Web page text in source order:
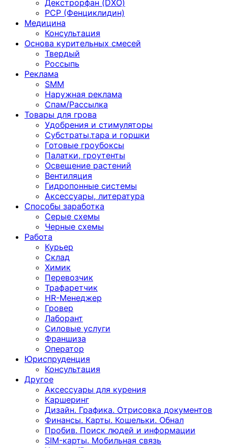
Декстрорфан (DXO)
PCP (Фенциклидин)
Медицина
Консультация
Основа курительных смесей
Твердый
Россыпь
Реклама
SMM
Наружная реклама
Спам/Рассылка
Товары для грова
Удобрения и стимуляторы
Субстраты,тара и горшки
Готовые гроубоксы
Палатки, гроутенты
Освещение растений
Вентиляция
Гидропонные системы
Аксессуары, литература
Способы заработка
Серые схемы
Черные схемы
Работа
Курьер
Склад
Химик
Перевозчик
Трафаретчик
HR-Менеджер
Гровер
Лаборант
Силовые услуги
Франшиза
Оператор
Юриспруденция
Консультация
Другoе
Аксессуары для курения
Каршеринг
Дизайн. Графика. Отрисовка документов
Финансы. Карты. Кошельки. Обнал
Пробив. Поиск людей и информации
SIM-карты. Мобильная связь